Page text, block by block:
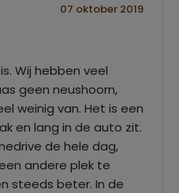
07 oktober 2019
Wij hebben veel
geen neushoorn,
weinig van. Het is een
en lang in de auto zit.
de hele dag,
andere plek te
steeds beter. In de